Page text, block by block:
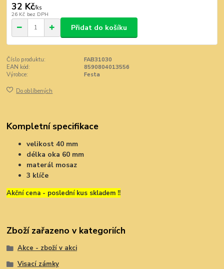
32 Kč/ks
26 Kč bez DPH
Přidat do košíku
Číslo produktu:
FAB31030
EAN kód:
8590804013556
Výrobce:
Festa
Do oblíbených
Kompletní specifikace
velikost 40 mm
délka oka 60 mm
materál mosaz
3 klíče
Akční cena - poslední kus skladem !!
Zboží zařazeno v kategoriích
Akce - zboží v akci
Visací zámky